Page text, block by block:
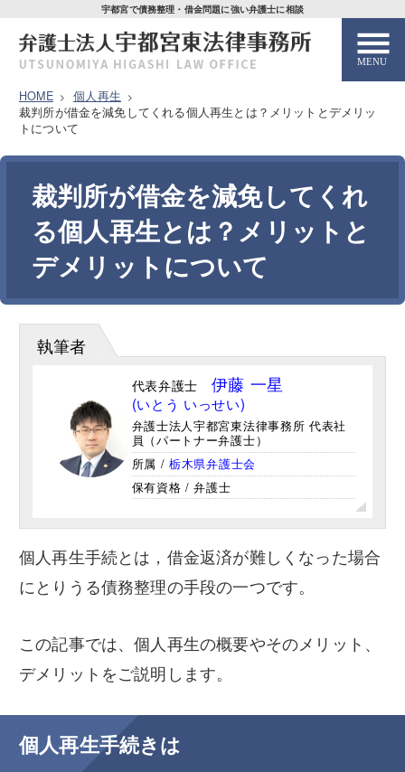
宇都宮で債務整理・借金問題に強い弁護士に相談
HOME
解決事例
弁護士紹介
弁護士費用
解決までの流れ
お客様の声
事務所概要/アクセス
LINE相談はこちら
HOME
個人再生
裁判所が借金を減免してくれる個人再生とは？メリットとデメリッ
トについて
裁判所が借金を減免してくれ
る個人再生とは？メリットと
デメリットについて
執筆者
代表弁護士 伊藤 一星
(いとう いっせい)
弁護士法人宇都宮東法律事務所 代表社
員（パートナー弁護士）
所属 /栃木県弁護士会
保有資格 / 弁護士
個人再生手続とは，借金返済が難しくなった場合
にとりうる債務整理の手段の一つです。
この記事では、個人再生の概要やそのメリット、
デメリットをご説明します。
個人再生手続きは